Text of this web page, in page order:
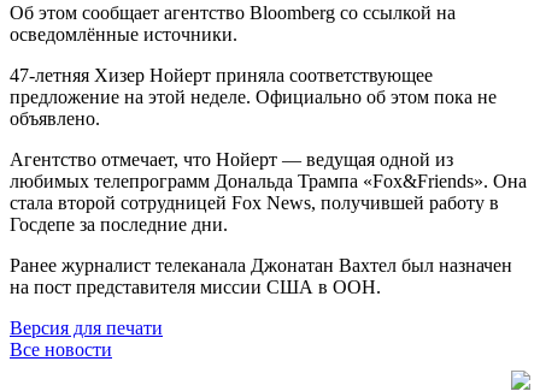
Об этом сообщает агентство Bloomberg со ссылкой на
осведомлённые источники.
47-летняя Хизер Нойерт приняла соответствующее
предложение на этой неделе. Официально об этом пока не
объявлено.
Агентство отмечает, что Нойерт — ведущая одной из
любимых телепрограмм Дональда Трампа «Fox&Friends». Она
стала второй сотрудницей Fox News, получившей работу в
Госдепе за последние дни.
Ранее журналист телеканала Джонатан Вахтел был назначен
на пост представителя миссии США в ООН.
Версия для печати
Все новости